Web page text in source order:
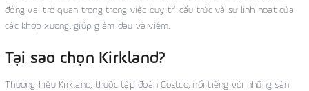
đóng vai trò quan trọng trong việc duy trì cấu trúc và sự linh hoạt của
các khớp xương, giúp giảm đau và viêm.
Tại sao chọn Kirkland?
Thương hiệu Kirkland, thuộc tập đoàn Costco, nổi tiếng với những sản